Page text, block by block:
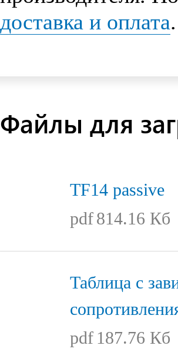
доставка и оплата.
Файлы для
TF14 passive
pdf814.16 Кб
Таблица с
pdf 187.76 Кб